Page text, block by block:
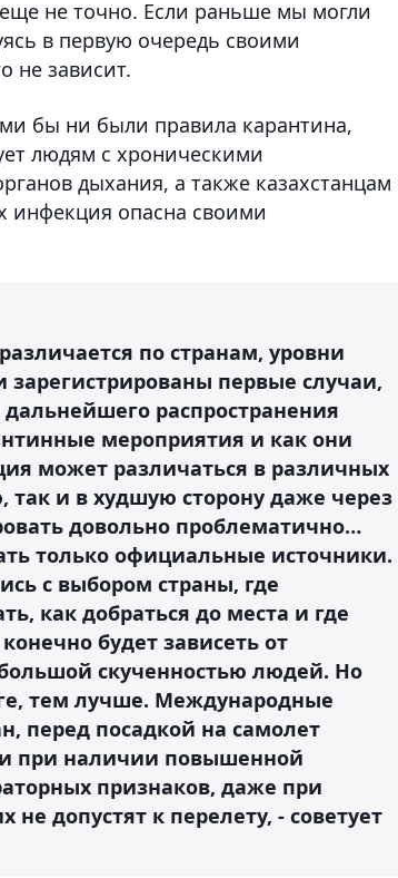
не точно. Если раньше мы могли
в первую очередь своими
не зависит.
бы ни были правила карантина,
людям с хроническими
дыхания, а также казахстанцам
инфекция опасна своими
по странам, уровни
зарегистрированы первые случаи,
распространения
мероприятия и как они
может различаться в различных
и в худшую сторону даже через
довольно проблематично…
только официальные источники.
с выбором страны, где
как добраться до места и где
будет зависеть от
скученностью людей. Но
тем лучше. Международные
перед посадкой на самолет
и при наличии повышенной
признаков, даже при
допустят к перелету, - советует